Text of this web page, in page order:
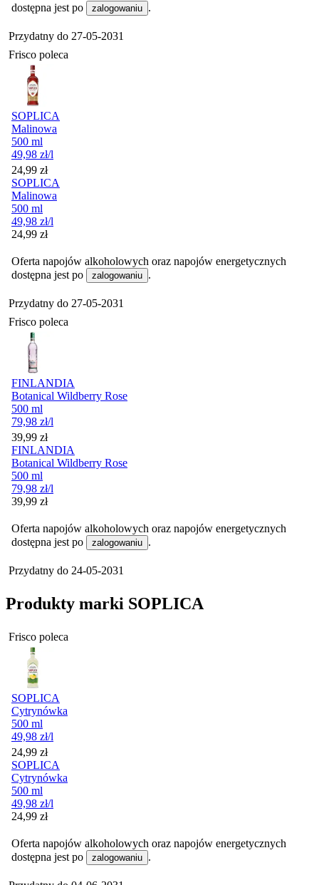
dostępna jest po zalogowaniu .
Przydatny do 27-05-2031
Frisco poleca
SOPLICA
Malinowa
500 ml
49,98 zł/l
Cena
24,99 zł
SOPLICA
Malinowa
500 ml
49,98 zł/l
Cena
24,99 zł
Oferta napojów alkoholowych oraz napojów energetycznych
dostępna jest po
zalogowaniu .
Przydatny do 27-05-2031
Frisco poleca
FINLANDIA
Botanical Wildberry Rose
500 ml
79,98 zł/l
Cena
39,99 zł
FINLANDIA
Botanical Wildberry Rose
500 ml
79,98 zł/l
Cena
39,99 zł
Oferta napojów alkoholowych oraz napojów energetycznych
dostępna jest po
zalogowaniu .
Przydatny do 24-05-2031
Produkty marki SOPLICA
Frisco poleca
SOPLICA
Cytrynówka
500 ml
49,98 zł/l
Cena
24,99 zł
SOPLICA
Cytrynówka
500 ml
49,98 zł/l
Cena
24,99 zł
Oferta napojów alkoholowych oraz napojów energetycznych
dostępna jest po
zalogowaniu .